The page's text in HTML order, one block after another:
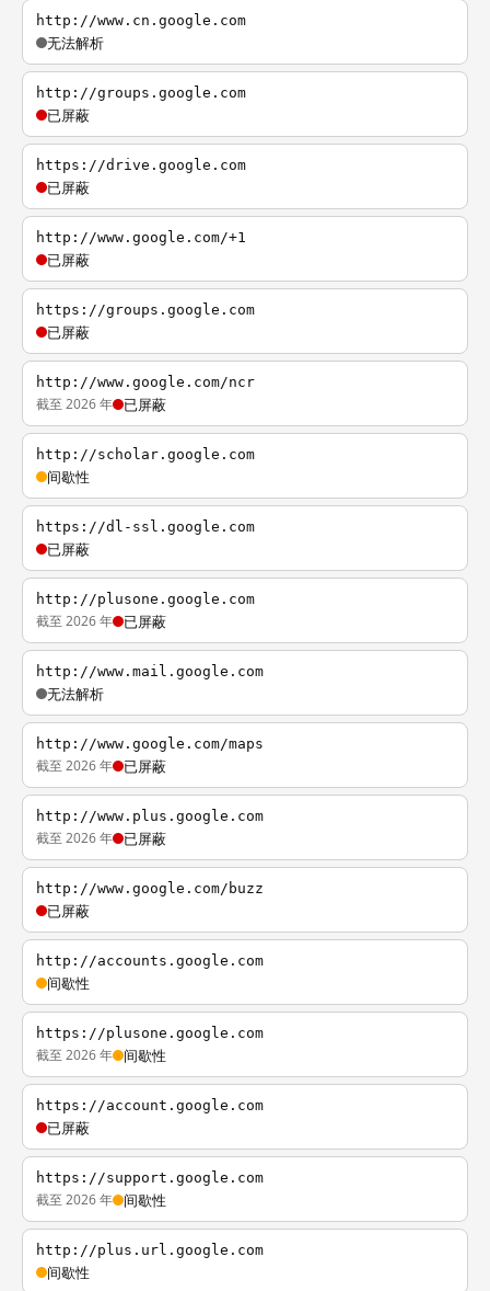
http://www.cn.google.com
无法解析
http://groups.google.com
已屏蔽
https://drive.google.com
已屏蔽
http://www.google.com/+1
已屏蔽
https://groups.google.com
已屏蔽
http://www.google.com/ncr
截至 2026 年 已屏蔽
http://scholar.google.com
间歇性
https://dl-ssl.google.com
已屏蔽
http://plusone.google.com
截至 2026 年 已屏蔽
http://www.mail.google.com
无法解析
http://www.google.com/maps
截至 2026 年 已屏蔽
http://www.plus.google.com
截至 2026 年 已屏蔽
http://www.google.com/buzz
已屏蔽
http://accounts.google.com
间歇性
https://plusone.google.com
截至 2026 年 间歇性
https://account.google.com
已屏蔽
https://support.google.com
截至 2026 年 间歇性
http://plus.url.google.com
间歇性